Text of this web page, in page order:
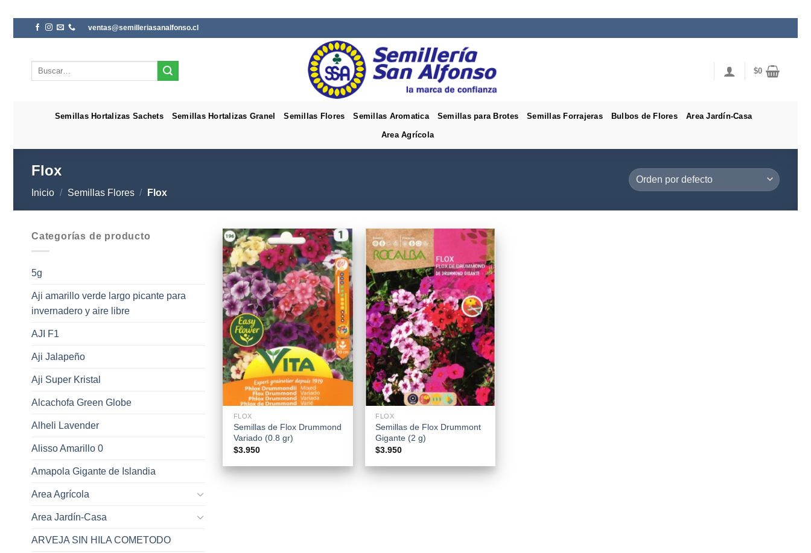
Saltar
al
ventas@semilleriasanalfonso.cl
Buscar
$0
Semillas Hortalizas Sachets Semillas Hortalizas Granel Semillas Flores Semillas Aromatica Semillas para Brotes Semillas Forrajeras Bulbos de Flores Area Jardín-Casa
Area Agrícola
Flox
Inicio / Semillas Flores / Flox
Categorías de producto
5g
Aji amarillo verde largo picante para
invernadero y aire libre
AJI F1
Aji Jalapeño
Aji Super Kristal
Alcachofa Green Globe
Alheli Lavender
Alisso Amarillo 0
Amapola Gigante de Islandia
Area Agrícola
Area Jardín-Casa
ARVEJA SIN HILA COMETODO
FLOX
Semillas de Flox Drummond
Variado (0.8 gr)
$3.950
+
FLOX
Semillas de Flox Drummont
Gigante (2 g)
$3.950